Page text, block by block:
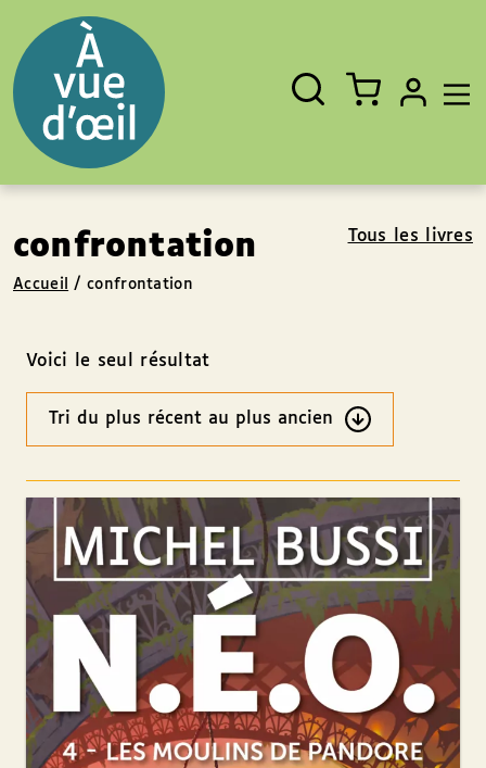
Fermer
Rechercher
un
livre,
un
auteur,
un
EAN
confrontation Tous les livres
Accueil /confrontation
Voici le seul résultat
Ordre